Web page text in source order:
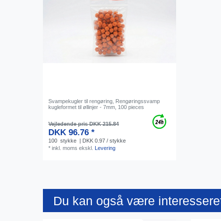
Svampekugler til rengøring, Rengøringssvamp
kugleformet til øllinjer - 7mm, 100 pieces
Vejledende pris DKK 215.84
DKK 96.76 *
100 stykke | DKK 0.97 / stykke
*inkl. moms ekskl. Levering
Du kan også være